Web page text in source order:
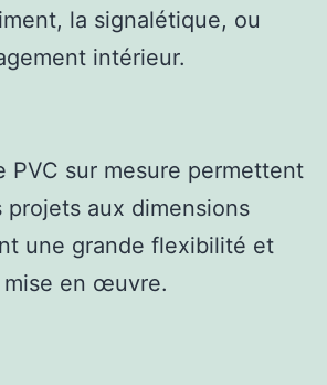
la signalétique, ou
intérieur.
PVC sur mesure permettent
projets aux dimensions
une grande flexibilité et
en œuvre.